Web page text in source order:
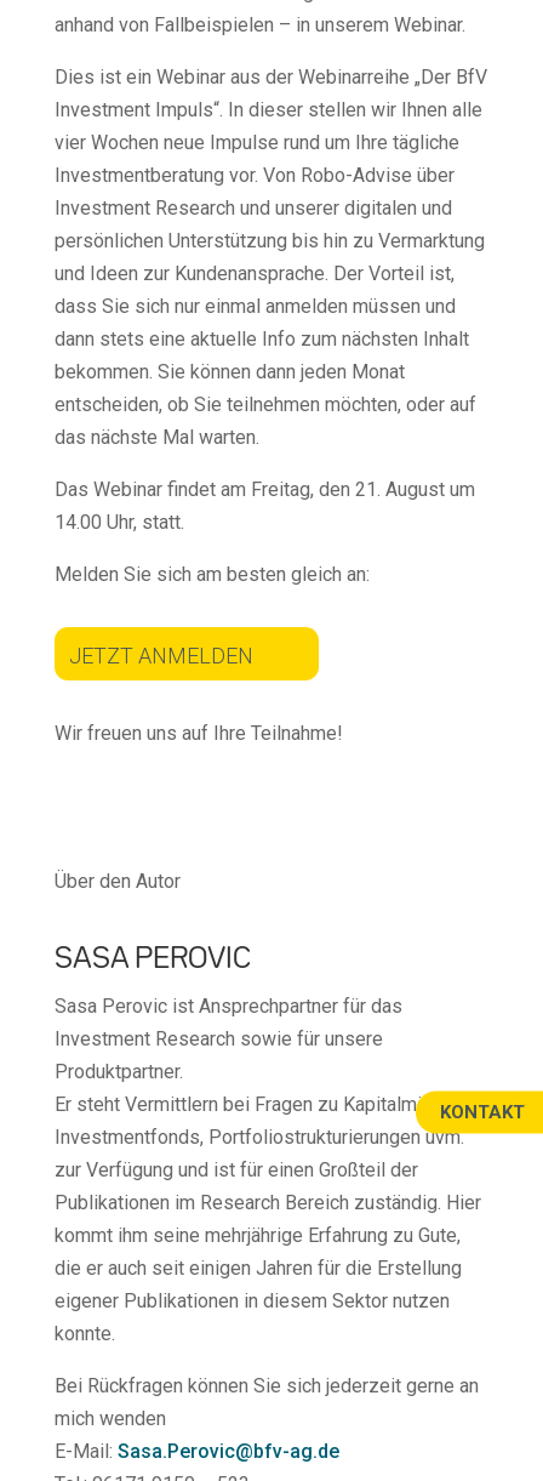
anhand von Fallbeispielen – in unserem Webinar.
Dies ist ein Webinar aus der Webinarreihe „Der BfV
Investment Impuls“. In dieser stellen wir Ihnen alle
vier Wochen neue Impulse rund um Ihre tägliche
Investmentberatung vor. Von Robo-Advise über
Investment Research und unserer digitalen und
persönlichen Unterstützung bis hin zu Vermarktung
und Ideen zur Kundenansprache. Der Vorteil ist,
dass Sie sich nur einmal anmelden müssen und
dann stets eine aktuelle Info zum nächsten Inhalt
bekommen. Sie können dann jeden Monat
entscheiden, ob Sie teilnehmen möchten, oder auf
das nächste Mal warten.
Das Webinar findet am Freitag, den 21. August um
14.00 Uhr, statt.
Melden Sie sich am besten gleich an:
JETZT ANMELDEN
Wir freuen uns auf Ihre Teilnahme!
Über den Autor
SASA PEROVIC
Sasa Perovic ist Ansprechpartner für das
Investment Research sowie für unsere
Produktpartner.
Er steht Vermittlern bei Fragen zu Kapitalmärkten,
Investmentfonds, Portfoliostrukturierungen uvm.
zur Verfügung und ist für einen Großteil der
Publikationen im Research Bereich zuständig. Hier
kommt ihm seine mehrjährige Erfahrung zu Gute,
die er auch seit einigen Jahren für die Erstellung
eigener Publikationen in diesem Sektor nutzen
konnte.
Bei Rückfragen können Sie sich jederzeit gerne an
mich wenden
E-Mail: Sasa.Perovic@bfv-ag.de
KONTAKT